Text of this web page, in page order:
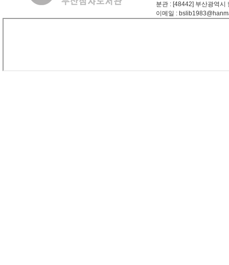
분관 : [48442] 부산광역시
이메일 :